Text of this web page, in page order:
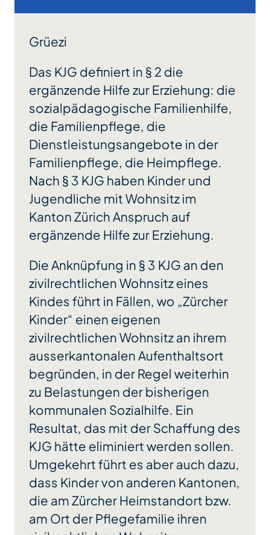
Grüezi
Das KJG definiert in § 2 die
ergänzende Hilfe zur Erziehung: die
sozialpädagogische Familienhilfe,
die Familienpflege, die
Dienstleistungsangebote in der
Familienpflege, die Heimpflege.
Nach § 3 KJG haben Kinder und
Jugendliche mit Wohnsitz im
Kanton Zürich Anspruch auf
ergänzende Hilfe zur Erziehung.
Die Anknüpfung in § 3 KJG an den
zivilrechtlichen Wohnsitz eines
Kindes führt in Fällen, wo „Zürcher
Kinder“ einen eigenen
zivilrechtlichen Wohnsitz an ihrem
ausserkantonalen Aufenthaltsort
begründen, in der Regel weiterhin
zu Belastungen der bisherigen
kommunalen Sozialhilfe. Ein
Resultat, das mit der Schaffung des
KJG hätte eliminiert werden sollen.
Umgekehrt führt es aber auch dazu,
dass Kinder von anderen Kantonen,
die am Zürcher Heimstandort bzw.
am Ort der Pflegefamilie ihren